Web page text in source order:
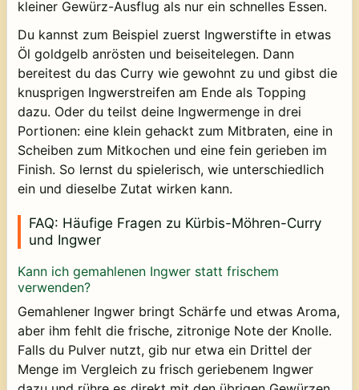
kleiner Gewürz-Ausflug als nur ein schnelles Essen.
Du kannst zum Beispiel zuerst Ingwerstifte in etwas
Öl goldgelb anrösten und beiseitelegen. Dann
bereitest du das Curry wie gewohnt zu und gibst die
knusprigen Ingwerstreifen am Ende als Topping
dazu. Oder du teilst deine Ingwermenge in drei
Portionen: eine klein gehackt zum Mitbraten, eine in
Scheiben zum Mitkochen und eine fein gerieben im
Finish. So lernst du spielerisch, wie unterschiedlich
ein und dieselbe Zutat wirken kann.
FAQ: Häufige Fragen zu Kürbis-Möhren-Curry
und Ingwer
Kann ich gemahlenen Ingwer statt frischem
verwenden?
Gemahlener Ingwer bringt Schärfe und etwas Aroma,
aber ihm fehlt die frische, zitronige Note der Knolle.
Falls du Pulver nutzt, gib nur etwa ein Drittel der
Menge im Vergleich zu frisch geriebenem Ingwer